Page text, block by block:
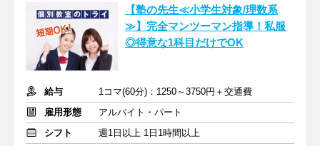
【塾の先生≪小学生対象/理数系
≫】完全マンツーマン指導！私服
◎得意な1科目だけでOK
給与
1コマ(60分)：1250～3750円＋交通費
雇用形態
アルバイト・パート
シフト
週1日以上 1日1時間以上